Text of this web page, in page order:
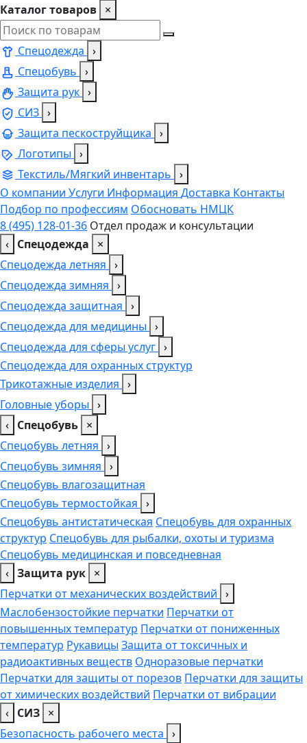
Каталог товаров ×
Спецодежда ›
Спецобувь ›
Защита рук ›
СИЗ ›
Защита пескоструйщика ›
Логотипы ›
Текстиль/Мягкий инвентарь ›
О компании Услуги Информация Доставка Контакты
Подбор по профессиям Обосновать НМЦК
8 (495) 128-01-36 Отдел продаж и консультации
‹ Спецодежда
×
Спецодежда летняя ›
Спецодежда зимняя ›
Спецодежда защитная ›
Спецодежда для медицины ›
Спецодежда для сферы услуг ›
Спецодежда для охранных структур
Трикотажные изделия ›
Головные уборы ›
‹ Спецобувь ×
Спецобувь летняя ›
Спецобувь зимняя ›
Спецобувь влагозащитная
Спецобувь термостойкая ›
Спецобувь антистатическая Спецобувь для охранных
структур Спецобувь для рыбалки, охоты и туризма
Спецобувь медицинская и повседневная
‹ Защита рук ×
Перчатки от механических воздействий ›
Маслобензостойкие перчатки Перчатки от
повышенных температур Перчатки от пониженных
температур Рукавицы Защита от токсичных и
радиоактивных веществ Одноразовые перчатки
Перчатки для защиты от порезов Перчатки для защиты
от химических воздействий Перчатки от вибрации
‹ СИЗ ×
Безопасность рабочего места ›